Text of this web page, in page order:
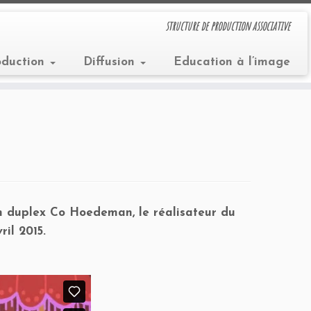
structure de production associative
Diffusion Education à l’image
Co Hoedeman, le réalisateur du
2015.